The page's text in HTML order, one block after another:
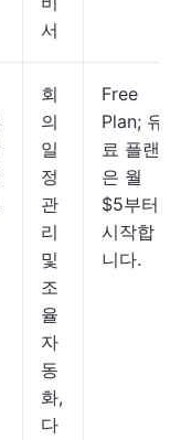
서
회
의
일
정
관
리
및
조
율
자
동
화,
다
Free
Plan; 유
료 플랜
은 월
$5부터
시작합
니다.